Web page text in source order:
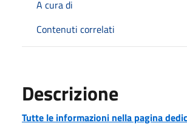
A cura di
Contenuti correlati
Descrizione
Tutte le informazioni nella pagina